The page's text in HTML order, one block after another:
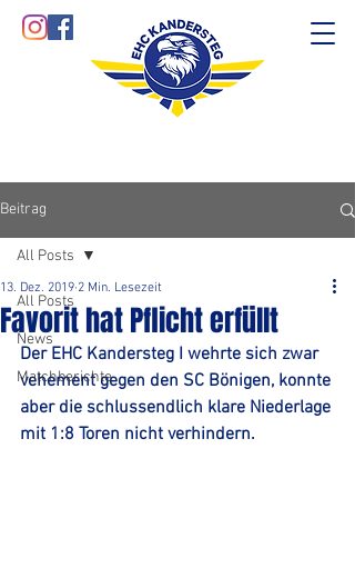
Beitrag
All Posts
News
Matchberichte
All Posts
Favorit hat Pflicht erfüllt
13. Dez. 2019 2 Min. Lesezeit
Der EHC Kandersteg I wehrte sich zwar
vehement gegen den SC Bönigen, konnte
aber die schlussendlich klare Niederlage
mit 1:8 Toren nicht verhindern.